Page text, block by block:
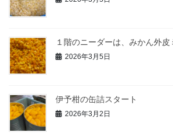
１階のニーダーは、みかん外皮
2026年3月5日
伊予柑の缶詰スタート
2026年3月2日